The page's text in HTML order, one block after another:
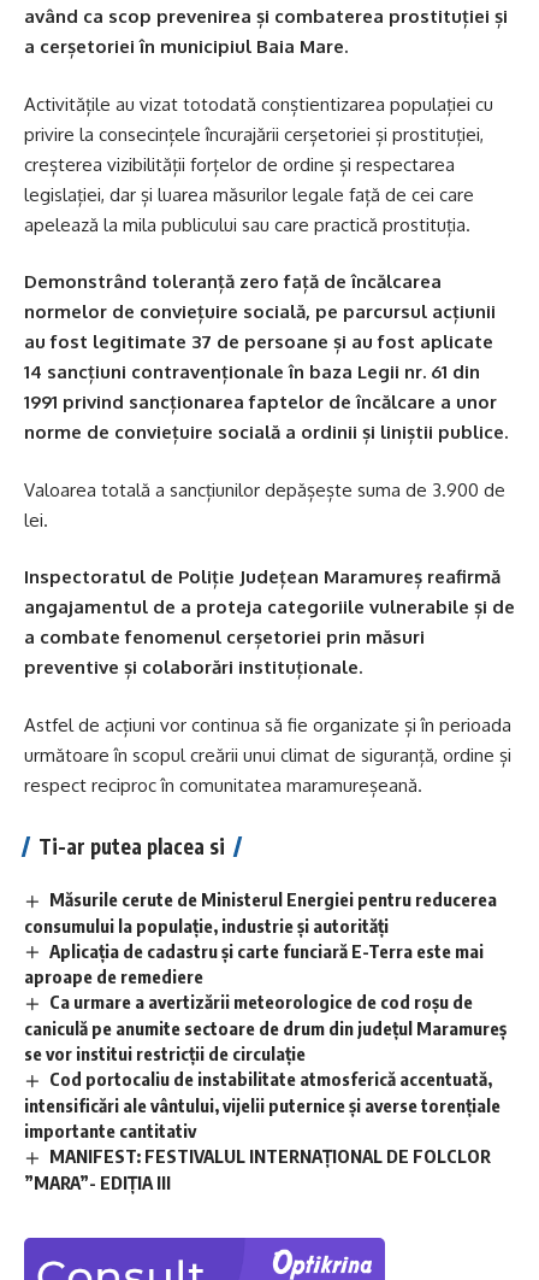
având ca scop prevenirea și combaterea prostituției și
a cerșetoriei în municipiul Baia Mare.
Activitățile au vizat totodată conștientizarea populației cu
privire la consecințele încurajării cerșetoriei și prostituției,
creșterea vizibilității forțelor de ordine și respectarea
legislației, dar și luarea măsurilor legale față de cei care
apelează la mila publicului sau care practică prostituția.
Demonstrând toleranță zero față de încălcarea
normelor de conviețuire socială, pe parcursul acțiunii
au fost legitimate 37 de persoane și au fost aplicate
14 sancțiuni contravenționale în baza Legii nr. 61 din
1991 privind sancționarea faptelor de încălcare a unor
norme de conviețuire socială a ordinii și liniștii publice.
Valoarea totală a sancțiunilor depășește suma de 3.900 de
lei.
Inspectoratul de Poliție Județean Maramureș reafirmă
angajamentul de a proteja categoriile vulnerabile și de
a combate fenomenul cerșetoriei prin măsuri
preventive și colaborări instituționale.
Astfel de acțiuni vor continua să fie organizate și în perioada
următoare în scopul creării unui climat de siguranță, ordine și
respect reciproc în comunitatea maramureșeană.
Ti-ar putea placea si
Măsurile cerute de Ministerul Energiei pentru reducerea
consumului la populație, industrie și autorități
Aplicaţia de cadastru şi carte funciară E-Terra este mai
aproape de remediere
Ca urmare a avertizării meteorologice de cod roșu de
caniculă pe anumite sectoare de drum din județul Maramureș
se vor institui restricții de circulație
Cod portocaliu de instabilitate atmosferică accentuată,
intensificări ale vântului, vijelii puternice și averse torențiale
importante cantitativ
MANIFEST: FESTIVALUL INTERNAȚIONAL DE FOLCLOR
”MARA”- EDIȚIA III